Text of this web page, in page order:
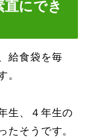
にでき
給食袋を毎
。
生、４年生の
たそうです。